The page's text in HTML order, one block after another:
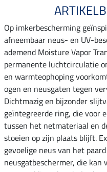
Op imkerbescherming
afneembaar neus- en UV-
ademend Moisture Vapor
permanente luchtcirculatie
en warmteophoping
ogen en neusgaten tegen
Dichtmazig en bijzonder
geïntegreerde ring, die voor
tussen het netmateriaal en
stoeien op zijn plaats blijft.
gevoelige neus van het
neusgatbeschermer, die